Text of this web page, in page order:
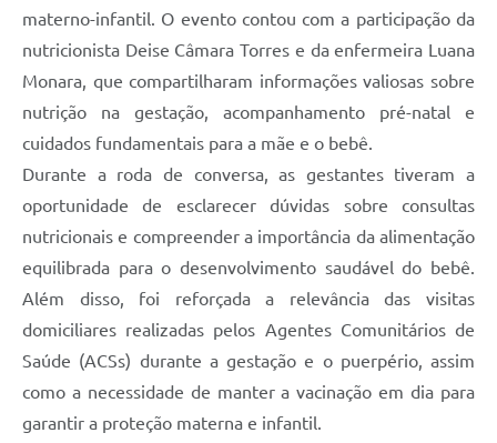
materno-infantil. O evento contou com a participação da
nutricionista Deise Câmara Torres e da enfermeira Luana
Monara, que compartilharam informações valiosas sobre
nutrição na gestação, acompanhamento pré-natal e
cuidados fundamentais para a mãe e o bebê.
Durante a roda de conversa, as gestantes tiveram a
oportunidade de esclarecer dúvidas sobre consultas
nutricionais e compreender a importância da alimentação
equilibrada para o desenvolvimento saudável do bebê.
Além disso, foi reforçada a relevância das visitas
domiciliares realizadas pelos Agentes Comunitários de
Saúde (ACSs) durante a gestação e o puerpério, assim
como a necessidade de manter a vacinação em dia para
garantir a proteção materna e infantil.